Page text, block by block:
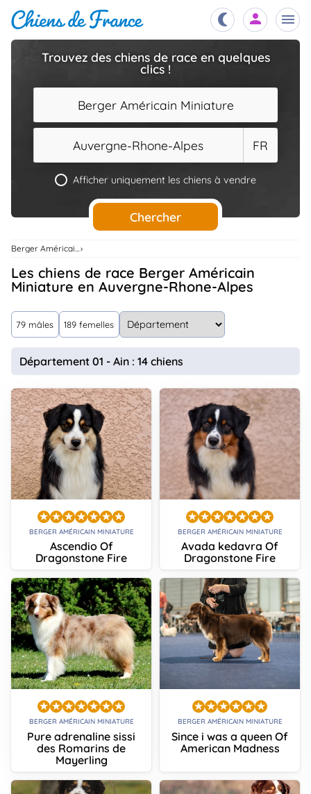
Services
..
Connexion
Trouvez des chiens de race en quelques
clics !
Berger Américain Miniature
Auvergne-Rhone-Alpes FR
Afficher uniquement les chiens à vendre
Chercher
Berger Américain Miniature
Les chiens de race Berger Américain
Miniature en Auvergne-Rhone-Alpes
79 mâles 189 femelles
Département 01 - Ain : 14 chiens
BERGER AMÉRICAIN MINIATURE
Ascendio Of
Dragonstone Fire
BERGER AMÉRICAIN MINIATURE
Avada kedavra Of
Dragonstone Fire
BERGER AMÉRICAIN MINIATURE
Pure adrenaline sissi
des Romarins de
Mayerling
BERGER AMÉRICAIN MINIATURE
Since i was a queen Of
American Madness